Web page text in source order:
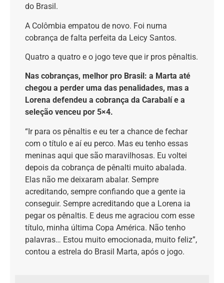
do Brasil.
A Colômbia empatou de novo. Foi numa
cobrança de falta perfeita da Leicy Santos.
Quatro a quatro e o jogo teve que ir pros pênaltis.
Nas cobranças, melhor pro Brasil: a Marta até
chegou a perder uma das penalidades, mas a
Lorena defendeu a cobrança da Carabalí e a
seleção venceu por 5×4.
“Ir para os pênaltis e eu ter a chance de fechar
com o título e aí eu perco. Mas eu tenho essas
meninas aqui que são maravilhosas. Eu voltei
depois da cobrança de pênalti muito abalada.
Elas não me deixaram abalar. Sempre
acreditando, sempre confiando que a gente ia
conseguir. Sempre acreditando que a Lorena ia
pegar os pênaltis. E deus me agraciou com esse
título, minha última Copa América. Não tenho
palavras… Estou muito emocionada, muito feliz”,
contou a estrela do Brasil Marta, após o jogo.